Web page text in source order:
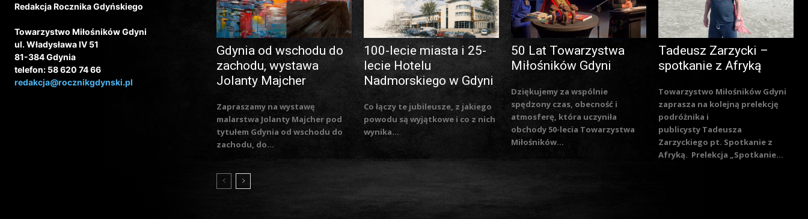
Redakcja Rocznika Gdyńskiego
Towarzystwo Miłośników Gdyni
ul. Władysława IV 51
81-384 Gdynia
telefon: 58 620 74 66
redakcja@rocznikgdynski.pl
Gdynia od wschodu do
zachodu, wystawa
Jolanty Majcher
Zapraszamy na wystawę
malarstwa Jolanty Majcher pod
tytułem Gdynia od wschodu do
zachodu, do...
100-lecie miasta i 25-
lecie Hotelu
Nadmorskiego w Gdyni
Co łączy te jubileusze, z jakiego
powodu są wyjątkowe i co z nich
wynika...
50 Lat Towarzystwa
Miłośników Gdyni
Dziękujemy za wspólnie
spędzony czas, obecność i
atmosferę, która uczyniła
obchody 50-lecia Towarzystwa
Miłośników...
Tadeusz Zarzycki –
spotkanie z Afryką
Towarzystwo Miłośników Gdyni
zaprasza na kolejną prelekcję
podróżnika i
publicysty Tadeusza
Zarzyckiego pt. Spotkanie z
Afryką. Prelekcja „Spotkanie...